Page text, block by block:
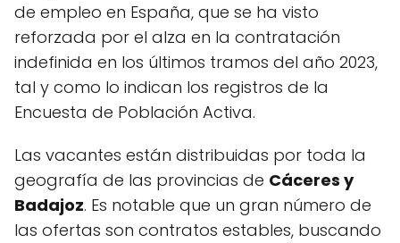
de empleo en España, que se ha visto
reforzada por el alza en la contratación
indefinida en los últimos tramos del año 2023,
tal y como lo indican los registros de la
Encuesta de Población Activa.
Las vacantes están distribuidas por toda la
geografía de las provincias de Cáceres y
Badajoz. Es notable que un gran número de
las ofertas son contratos estables, buscando